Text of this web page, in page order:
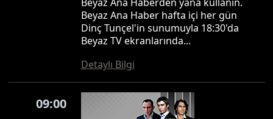
Beyaz Ana Haber hafta içi her gün
Dinç Tunçel'in sunumuyla 18:30'da
Beyaz TV ekranlarında...
Detaylı Bilgi
09:00